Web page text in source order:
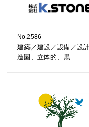
No.2586
建築／建設／設備／設
造園、立体的、黒